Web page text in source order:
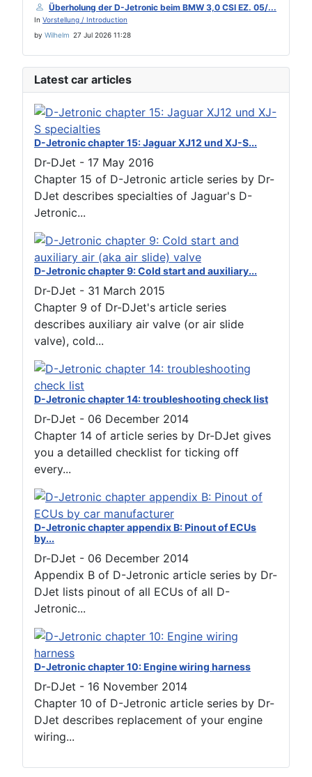
Überholung der D-Jetronic beim BMW 3,0 CSI EZ. 05/...
In Vorstellung / Introduction
by Wilhelm 27 Jul 2026 11:28
Latest car articles
D-Jetronic chapter 15: Jaguar XJ12 und XJ-S...
Dr-DJet - 17 May 2016
Chapter 15 of D-Jetronic article series by Dr-
DJet describes specialties of Jaguar's D-
Jetronic...
D-Jetronic chapter 9: Cold start and auxiliary...
Dr-DJet - 31 March 2015
Chapter 9 of Dr-DJet's article series
describes auxiliary air valve (or air slide
valve), cold...
D-Jetronic chapter 14: troubleshooting check list
Dr-DJet - 06 December 2014
Chapter 14 of article series by Dr-DJet gives
you a detailled checklist for ticking off
every...
D-Jetronic chapter appendix B: Pinout of ECUs
by...
Dr-DJet - 06 December 2014
Appendix B of D-Jetronic article series by Dr-
DJet lists pinout of all ECUs of all D-
Jetronic...
D-Jetronic chapter 10: Engine wiring harness
Dr-DJet - 16 November 2014
Chapter 10 of D-Jetronic article series by Dr-
DJet describes replacement of your engine
wiring...